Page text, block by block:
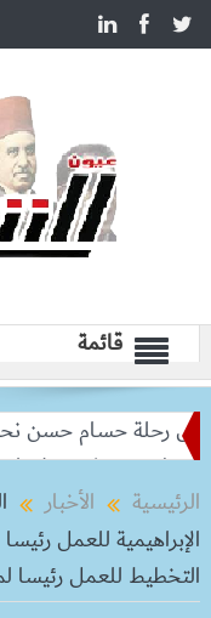
قائمة
رحلة حسام حسن نحو
ويشدد على إحكام
الرئيسية
الأخبار
الإبراهيمية للعمل
التخطيط للعمل رئيسا